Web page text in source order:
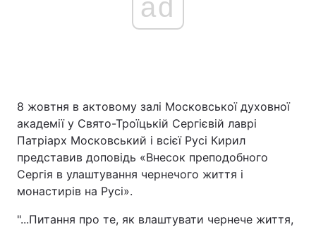
ad
8 жовтня в актовому залі Московської духовної
академії у Свято-Троїцькій Сергієвій лаврі
Патріарх Московський і всієї Русі Кирил
представив доповідь «Внесок преподобного
Сергія в улаштування чернечого життя і
монастирів на Русі».
"...Питання про те, як влаштувати чернече життя,